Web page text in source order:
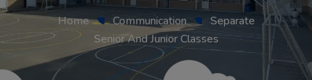
Home Communication
Separate
Senior And Junior Classes